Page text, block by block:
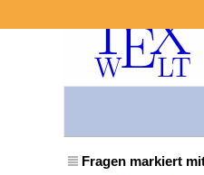
Fragen markiert